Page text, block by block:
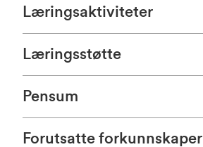
Læringsaktiviteter
Læringsstøtte
Pensum
Forutsatte forkunnskaper